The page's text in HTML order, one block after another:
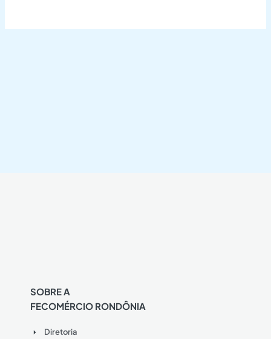
SOBRE A
FECOMÉRCIO RONDÔNIA
Diretoria